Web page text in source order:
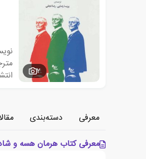
2
معرفی دسته‌بندی
معرفی کتاب هرمان هسه و